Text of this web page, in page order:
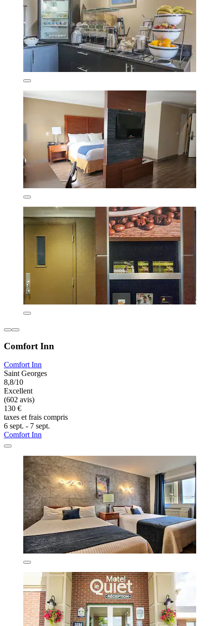
Comfort Inn
Comfort Inn
Saint Georges
8,8/10
Excellent
(602 avis)
130 €
taxes et frais compris
6 sept. - 7 sept.
Comfort Inn